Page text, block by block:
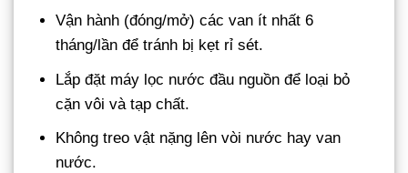
Vận hành (đóng/mở) các van ít nhất 6
tháng/lần để tránh bị kẹt rỉ sét.
Lắp đặt máy lọc nước đầu nguồn để loại bỏ
cặn vôi và tạp chất.
Không treo vật nặng lên vòi nước hay van
nước.